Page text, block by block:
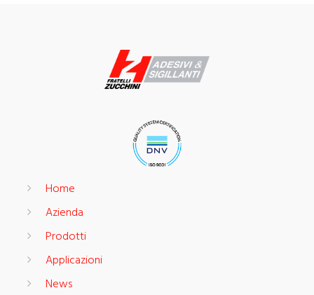
Home
Azienda
Prodotti
Applicazioni
News